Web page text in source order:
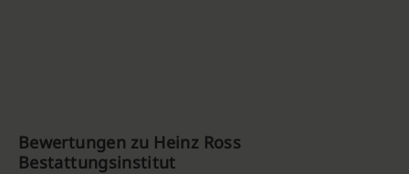
Bewertungen zu Heinz Ross
Bestattungsinstitut